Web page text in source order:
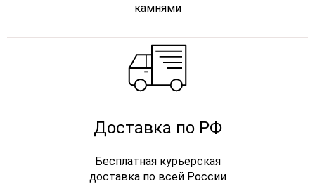
камнями
Доставка по РФ
Бесплатная курьерская
доставка по всей России